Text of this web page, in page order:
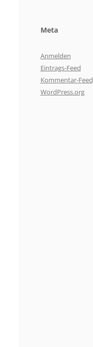
Meta
Anmelden
Eintrags-Feed
Kommentar-Feed
WordPress.org